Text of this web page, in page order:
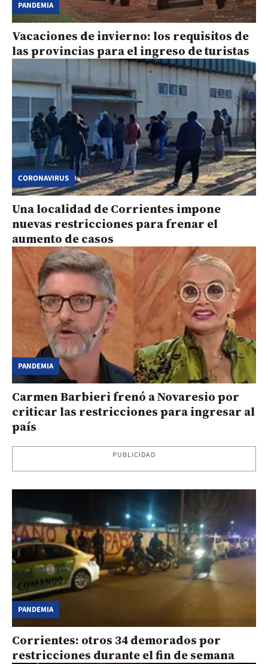
PANDEMIA
Vacaciones de invierno: los requisitos de
las provincias para el ingreso de turistas
CORONAVIRUS
Una localidad de Corrientes impone
nuevas restricciones para frenar el
aumento de casos
PANDEMIA
Carmen Barbieri frenó a Novaresio por
criticar las restricciones para ingresar al
país
PUBLICIDAD
PANDEMIA
Corrientes: otros 34 demorados por
restricciones durante el fin de semana